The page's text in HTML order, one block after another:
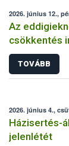
2026. június 12.,
Az
csökkentés
TOVÁBB
2026. június 4.,
Házisertés-
jelenlétét